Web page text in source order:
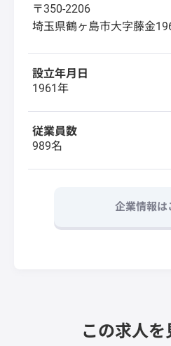
〒350-2206
埼玉県鶴ヶ島市大字藤金
設立年月日
1961年
従業員数
989名
企業情報は
この求人を